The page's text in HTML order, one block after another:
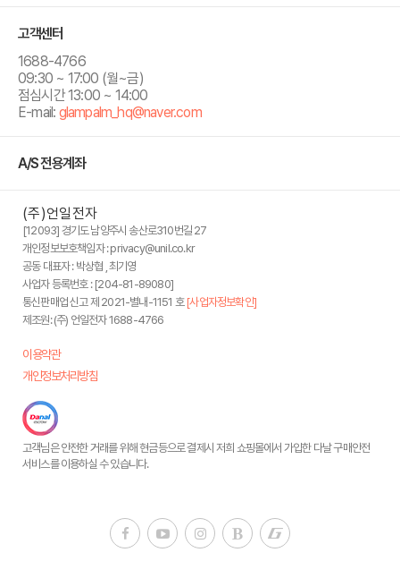
고객센터
1688-4766
09:30 ~ 17:00 (월~금)
점심시간 13:00 ~ 14:00
E-mail: glampalm_hq​@naver.com
A/S 전용계좌
(주)언일전자
[12093] 경기도 남양주시 송산로310번길 27
개인정보보호책임자 : privacy@unil.co.kr
공동 대표자 : 박상협 , 최기영
사업자 등록번호 : [204-81-89080]
통신판매업 신고 제 2021-별내-1151 호[사업자정보확인]
제조원: (주) 언일전자 1688-4766
이용약관
개인정보처리방침
고객님은 안전한 거래를 위해 현금등으로 결제시 저희 쇼핑몰에서 가입한 다날 구매안전
서비스를 이용하실 수 있습니다.